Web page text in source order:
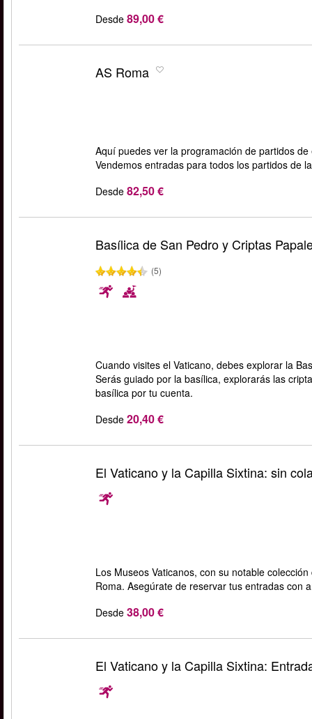
Desde 89,00 €
AS Roma
Aquí puedes ver la programación de partidos
Vendemos entradas para todos los partidos de
Desde 82,50 €
Basílica de San Pedro y Criptas
(5)
Cuando visites el Vaticano, debes explorar la
Serás guiado por la basílica, explorarás las
basílica por tu cuenta.
Desde 20,40 €
El Vaticano y la Capilla Sixtina: sin
Los Museos Vaticanos, con su notable
Roma. Asegúrate de reservar tus entradas con
Desde 38,00 €
El Vaticano y la Capilla Sixtina: